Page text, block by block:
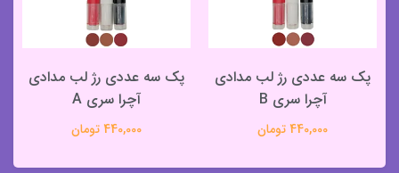
پک سه عددی رژ لب مدادی
آچرا سری B
440,000 تومان
پک سه عددی رژ لب مدادی
آچرا سری A
440,000 تومان